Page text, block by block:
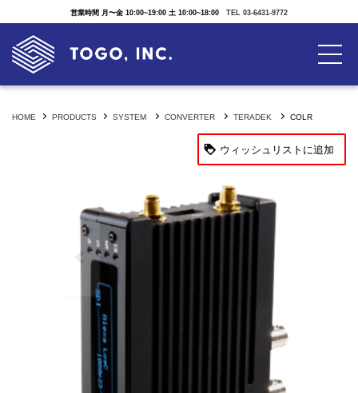
営業時間 月〜金 10:00~19:00 土 10:00~18:00 TEL 03-6431-9772
HOME PRODUCTS SYSTEM CONVERTER TERADEK COLR
ウィッシュリストに追加